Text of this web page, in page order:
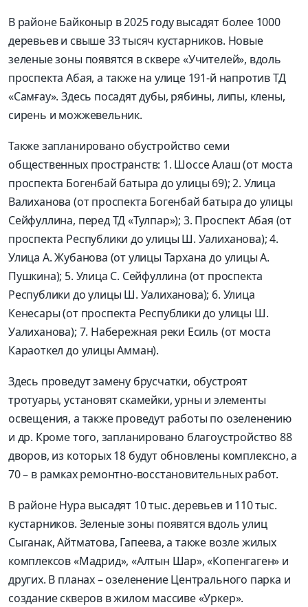
В районе Байконыр в 2025 году высадят более 1000
деревьев и свыше 33 тысяч кустарников. Новые
зеленые зоны появятся в сквере «Учителей», вдоль
проспекта Абая, а также на улице 191-й напротив ТД
«Самғау». Здесь посадят дубы, рябины, липы, клены,
сирень и можжевельник.
Также запланировано обустройство семи
общественных пространств: 1. Шоссе Алаш (от моста
проспекта Богенбай батыра до улицы 69); 2. Улица
Валиханова (от проспекта Богенбай батыра до улицы
Сейфуллина, перед ТД «Тулпар»); 3. Проспект Абая (от
проспекта Республики до улицы Ш. Уалиханова); 4.
Улица А. Жубанова (от улицы Тархана до улицы А.
Пушкина); 5. Улица С. Сейфуллина (от проспекта
Республики до улицы Ш. Уалиханова); 6. Улица
Кенесары (от проспекта Республики до улицы Ш.
Уалиханова); 7. Набережная реки Есиль (от моста
Караоткел до улицы Амман).
Здесь проведут замену брусчатки, обустроят
тротуары, установят скамейки, урны и элементы
освещения, а также проведут работы по озеленению
и др. Кроме того, запланировано благоустройство 88
дворов, из которых 18 будут обновлены комплексно, а
70 – в рамках ремонтно-восстановительных работ.
В районе Нура высадят 10 тыс. деревьев и 110 тыс.
кустарников. Зеленые зоны появятся вдоль улиц
Сыганак, Айтматова, Гапеева, а также возле жилых
комплексов «Мадрид», «Алтын Шар», «Копенгаген» и
других. В планах – озеленение Центрального парка и
создание скверов в жилом массиве «Уркер».